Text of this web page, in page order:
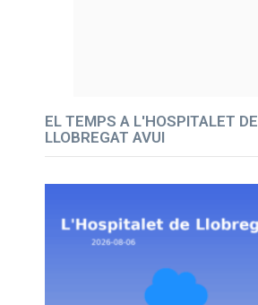
EL TEMPS A L'HOSPITALET DE
LLOBREGAT AVUI